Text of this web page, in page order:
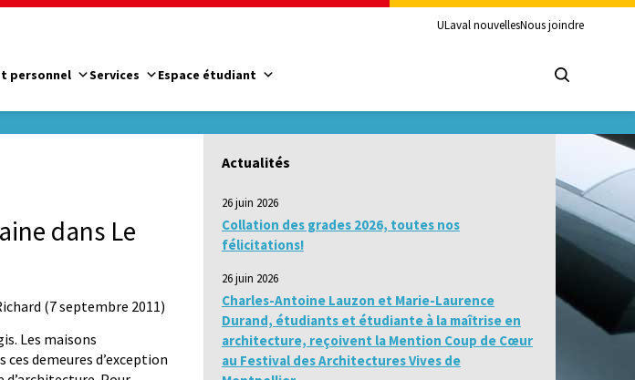
ULaval nouvellesNous joindre
personnel Services Espace étudiant
dans Le
(7 septembre 2011)
Les maisons
demeures d’exception
Actualités
26 juin 2026
Collation des grades 2026, toutes nos
félicitations!
26 juin 2026
Charles-Antoine Lauzon et Marie-Laurence
Durand, étudiants et étudiante à la maîtrise en
architecture, reçoivent la Mention Coup de Cœur
au Festival des Architectures Vives de